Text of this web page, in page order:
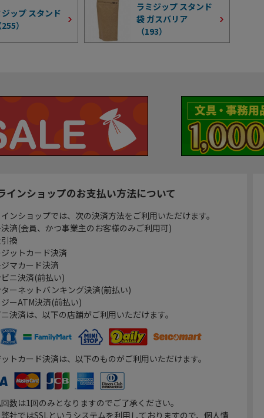
ップ スタンド
255）
ラミジップ スタンド
袋 ガスバリア
（193）
インショップのお支払い方法について
ンショップでは、次の決済方法をご利用いただけます。
決済(会員、かつ事業主のお客様のみご利用可)
換
ジットカード決済
ジマカード決済
ビニ決済(前払い)
ターネットバンキング決済(前払い)
ジーATM決済(前払い)
決済は、以下の店舗がご利用いただけます。
トカード決済は、以下のものがご利用いただけます。
数は1回のみとなりますのでご了承ください。
社ではSSLというシステムを利用しておりますので、個人情